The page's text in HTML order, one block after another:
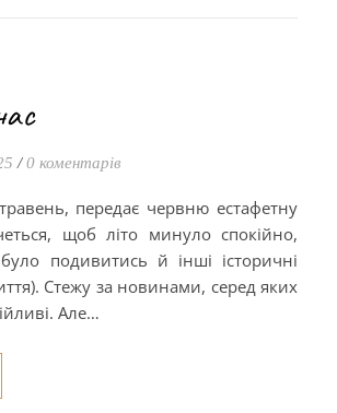
/ 0 коментарів
травень, передає червню естафетну
щоб літо минуло спокійно,
подивитись й інші історичні
Стежу за новинами, серед яких
Але…